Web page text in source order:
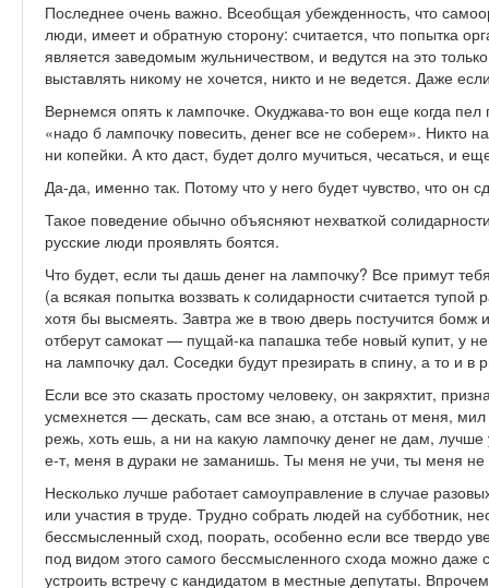
Последнее очень важно. Всеобщая убежденность, что
люди, имеет и обратную сторону: считается, что попытка
является заведомым жульничеством, и ведутся на это
выставлять никому не хочется, никто и не ведется. Даже
Вернемся опять к лампочке. Окуджава-то вон еще когда
«надо б лампочку повесить, денег все не соберем». Никто
ни копейки. А кто даст, будет долго мучиться, чесаться, и
Да-да, именно так. Потому что у него будет чувство, что он
Такое поведение обычно объясняют нехваткой
русские люди проявлять боятся.
Что будет, если ты дашь денег на лампочку? Все примут
(а всякая попытка воззвать к солидарности считается
хотя бы высмеять. Завтра же в твою дверь постучится
отберут самокат — пущай-ка папашка тебе новый купит, у
на лампочку дал. Соседки будут презирать в спину, а то и в
Если все это сказать простому человеку, он закряхтит,
усмехнется — дескать, сам все знаю, а отстань от меня,
режь, хоть ешь, а ни на какую лампочку денег не дам,
е-т, меня в дураки не заманишь. Ты меня не учи, ты меня
Несколько лучше работает самоуправление в случае
или участия в труде. Трудно собрать людей на субботник,
бессмысленный сход, поорать, особенно если все твердо
под видом этого самого бессмысленного схода можно даже
устроить встречу с кандидатом в местные депутаты.